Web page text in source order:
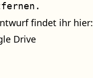
findet ihr hier:
Drive